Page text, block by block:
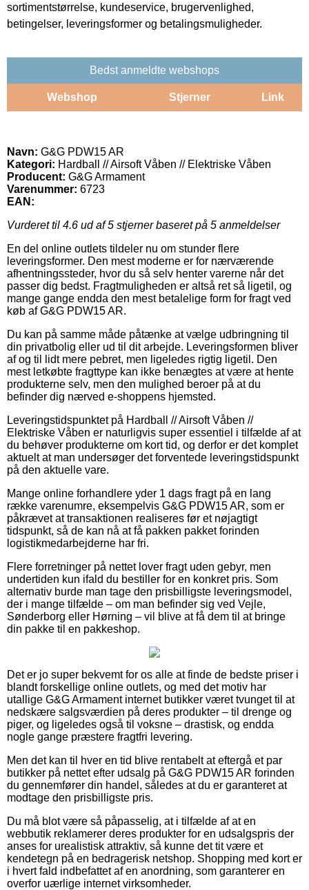
sortimentstørrelse, kundeservice, brugervenlighed,
betingelser, leveringsformer og betalingsmuligheder.
Bedst anmeldte webshops
Webshop Stjerner Link
Navn: G&G PDW15 AR
Kategori: Hardball // Airsoft Våben // Elektriske Våben
Producent: G&G Armament
Varenummer: 6723
EAN:
Vurderet til 4.6 ud af 5 stjerner baseret på 5 anmeldelser
En del online outlets tildeler nu om stunder flere
leveringsformer. Den mest moderne er for nærværende
afhentningssteder, hvor du så selv henter varerne når det
passer dig bedst. Fragtmuligheden er altså ret så ligetil, og
mange gange endda den mest betalelige form for fragt ved
køb af G&G PDW15 AR.
Du kan på samme måde påtænke at vælge udbringning til
din privatbolig eller ud til dit arbejde. Leveringsformen bliver
af og til lidt mere pebret, men ligeledes rigtig ligetil. Den
mest letkøbte fragttype kan ikke benægtes at være at hente
produkterne selv, men den mulighed beroer på at du
befinder dig nærved e-shoppens hjemsted.
Leveringstidspunktet på Hardball // Airsoft Våben //
Elektriske Våben er naturligvis super essentiel i tilfælde af at
du behøver produkterne om kort tid, og derfor er det komplet
aktuelt at man undersøger det forventede leveringstidspunkt
på den aktuelle vare.
Mange online forhandlere yder 1 dags fragt på en lang
række varenumre, eksempelvis G&G PDW15 AR, som er
påkrævet at transaktionen realiseres før et nøjagtigt
tidspunkt, så de kan nå at få pakken pakket forinden
logistikmedarbejderne har fri.
Flere forretninger på nettet lover fragt uden gebyr, men
undertiden kun ifald du bestiller for en konkret pris. Som
alternativ burde man tage den prisbilligste leveringsmodel,
der i mange tilfælde – om man befinder sig ved Vejle,
Sønderborg eller Hørning – vil blive at få dem til at bringe
din pakke til en pakkeshop.
Det er jo super bekvemt for os alle at finde de bedste priser i
blandt forskellige online outlets, og med det motiv har
utallige G&G Armament internet butikker været tvunget til at
nedskære salgsværdien på deres produkter – til drenge og
piger, og ligeledes også til voksne – drastisk, og endda
nogle gange præstere fragtfri levering.
Men det kan til hver en tid blive rentabelt at eftergå et par
butikker på nettet efter udsalg på G&G PDW15 AR forinden
du gennemfører din handel, således at du er garanteret at
modtage den prisbilligste pris.
Du må blot være så påpasselig, at i tilfælde af at en
webbutik reklamerer deres produkter for en udsalgspris der
anses for urealistisk attraktiv, så kunne det tit være et
kendetegn på en bedragerisk netshop. Shopping med kort er
i hvert fald indbefattet af en anordning, som garanterer en
overfor uærlige internet virksomheder.